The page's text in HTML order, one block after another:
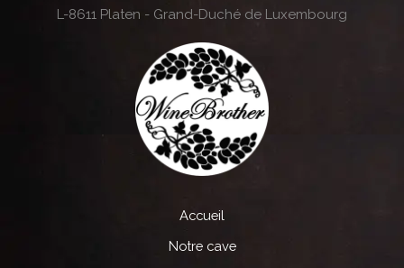
L-8611 Platen - Grand-Duché de Luxembourg
Accueil
Notre cave